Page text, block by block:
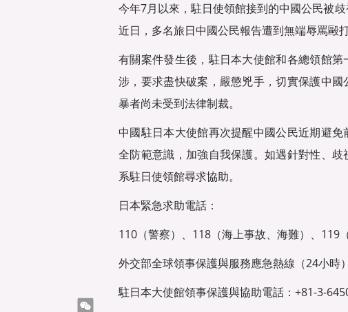
今年7月以來，駐日使領館接到的中國公民被
近日，多名旅日中國公民報告遭到無端辱罵毆打
有關案件發生後，駐日本大使館和各總領館
涉，要求盡快破案，嚴懲兇手，切實保護中
暴者尚未受到法律制裁。
中國駐日本大使館再次提醒中國公民近期避
全防範意識，加強自我保護。如遇針對性、
系駐日使領館尋求協助。
日本緊急求助電話：
110（警察）、118（海上事故、海難）、119
外交部全球領事保護與服務應急熱線（24小時
駐日本大使館領事保護與協助電話：+81-3-